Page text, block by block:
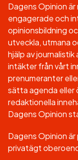
Dagens Opinion
engagerade och
opinionsbildning
utveckla, utmana
hjälp av
intäkter från vårt
prenumeranter
sätta agenda eller
redaktionella
Dagens Opinion
Dagens Opinion
privatägt